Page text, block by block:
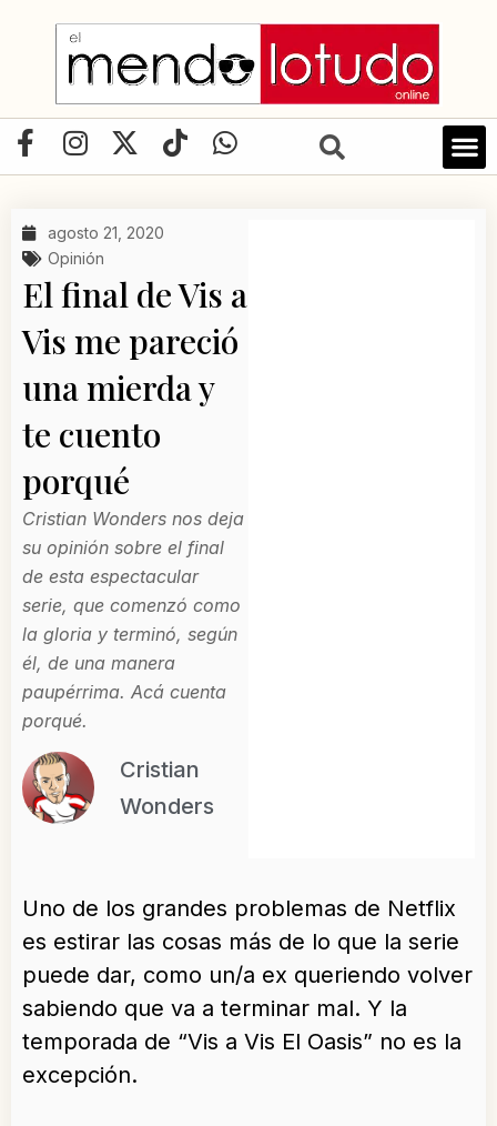
contenido
F
a
e
b
o
o
k
-
f
I
n
t
a
g
r
a
m
X
-
w
t
t
e
r
T
i
k
W
h
p
p
agosto 21, 2020
Opinión
El final de Vis a
Vis me pareció
una mierda y
te cuento
porqué
Cristian Wonders nos deja
su opinión sobre el final
de esta espectacular
serie, que comenzó como
la gloria y terminó, según
él, de una manera
paupérrima. Acá cuenta
porqué.
Cristian
Wonders
Uno de los grandes problemas de Netflix
es estirar las cosas más de lo que la serie
puede dar, como un/a ex queriendo volver
sabiendo que va a terminar mal. Y la
temporada de “Vis a Vis El Oasis” no es la
excepción.